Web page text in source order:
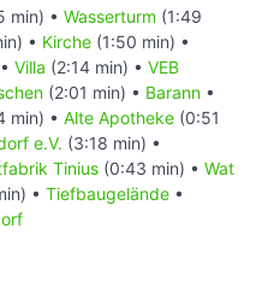
min) • Wasserturm (1:49
• Kirche (1:50 min) •
Villa (2:14 min) • VEB
(2:01 min) • Barann •
min) • Alte Apotheke (0:51
e.V. (3:18 min) •
Tinius (0:43 min) • Wat
• Tiefbaugelände •